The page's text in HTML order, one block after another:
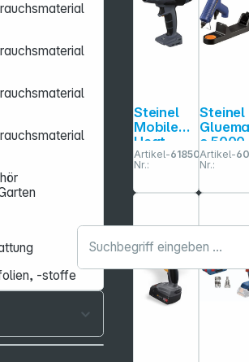
-stoffe
Steinel
Mobile
Heat
MH3
Akku-
Heißluftg
ebläse
Artikel-
Nr.:
618501
Steinel
c 5000
ole
Artikel-
Nr.: